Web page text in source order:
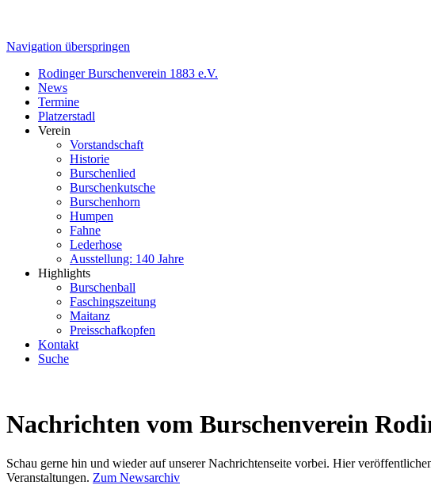
Navigation überspringen
Rodinger Burschenverein 1883 e.V.
News
Termine
Platzerstadl
Verein
Vorstandschaft
Historie
Burschenlied
Burschenkutsche
Burschenhorn
Humpen
Fahne
Lederhose
Ausstellung: 140 Jahre
Highlights
Burschenball
Faschingszeitung
Maitanz
Preisschafkopfen
Kontakt
Suche
Nachrichten vom Burschenverein
Schau gerne hin und wieder auf unserer Nachrichtenseite vorbei. Hier
Veranstaltungen. Zum Newsarchiv